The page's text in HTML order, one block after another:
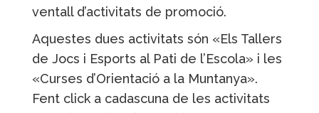
ventall d’activitats de promoció.
Aquestes dues activitats són «Els Tallers
de Jocs i Esports al Pati de l’Escola» i les
«Curses d’Orientació a la Muntanya».
Fent click a cadascuna de les activitats